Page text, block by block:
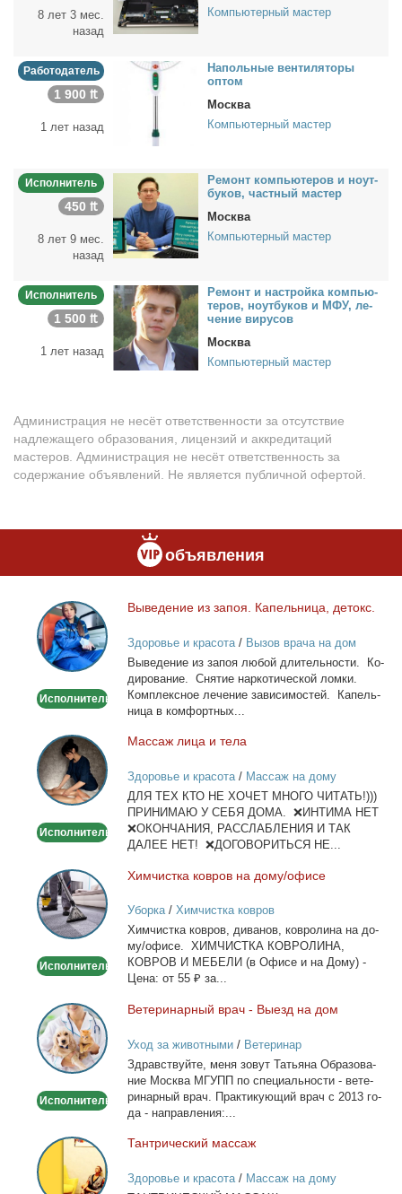
8 лет 3 мес.
назад
Компьютерный мастер
Работодатель
1 900 ₶
1 лет назад
На­поль­ные вен­ти­ля­то­ры
оптом
Москва
Компьютерный мастер
Исполнитель
450 ₶
8 лет 9 мес.
назад
Ре­монт ком­пью­те­ров и но­ут­
бу­ков, част­ный ма­стер
Москва
Компьютерный мастер
Исполнитель
1 500 ₶
1 лет назад
Ре­монт и на­строй­ка ком­пью­
те­ров, но­ут­бу­ков и МФУ, ле­
че­ние ви­ру­сов
Москва
Компьютерный мастер
Администрация не несёт ответственности за отсутствие
надлежащего образования, лицензий и аккредитаций
мастеров. Администрация не несёт ответственность за
содержание объявлений. Не является публичной офертой.
объявления
Выведение
из
запоя.
Капельница,
Исполнитель
Вы­ве­де­ние из за­поя. Ка­пель­ни­ца, де­токс.
Здоровье и красота/ Вызов врача на дом
Вы­ве­де­ние из за­поя лю­бой дли­тель­но­сти. Ко­
ди­ро­ва­ние. Сня­тие нар­ко­ти­че­ской лом­ки.
Ком­плекс­ное ле­че­ние за­ви­си­мо­стей. Ка­пель­
ни­ца в ком­форт­ных...
Массаж
лица
и
тела
Исполнитель
Мас­саж ли­ца и те­ла
Здоровье и красота/ Массаж на дому
ДЛЯ ТЕХ КТО НЕ ХОЧЕТ МНОГО ЧИТАТЬ!)))
ПРИНИМАЮ У СЕБЯ ДОМА. ❌ИНТИМА НЕТ
❌ОКОНЧАНИЯ, РАССЛАБЛЕНИЯ И ТАК
ДАЛЕЕ НЕТ! ❌ДОГОВОРИТЬСЯ НЕ...
Химчистка
ковров
на
дому/
Исполнитель
Хим­чист­ка ков­ров на до­му/офи­се
Уборка/ Химчистка ковров
Хим­чист­ка ков­ров, ди­ва­нов, ков­ро­ли­на на до­
му/офи­се. ХИМЧИСТКА КОВРОЛИНА,
КОВРОВ И МЕБЕЛИ (в Офи­се и на До­му) -
Це­на: от 55 ₽ за...
Ветеринарный
врач
-
Выезд
дом
Исполнитель
Ве­те­ри­нар­ный врач - Вы­езд на дом
Уход за животными/ Ветеринар
Здрав­ствуй­те, ме­ня зо­вут Та­тья­на Об­ра­зо­ва­
ние Москва МГУПП по спе­ци­аль­но­сти - ве­те­
ри­нар­ный врач. Прак­ти­ку­ю­щий врач с 2013 го­
да - на­прав­ле­ния:...
Тантрический
массаж
Тан­три­че­ский мас­саж
Здоровье и красота/ Массаж на дому